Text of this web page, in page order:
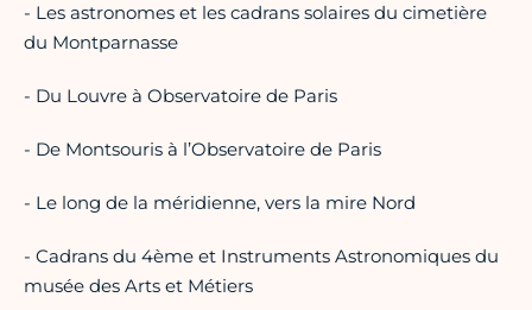
- Les astronomes et les cadrans solaires du cimetière
du Montparnasse
- Du Louvre à Observatoire de Paris
- De Montsouris à l’Observatoire de Paris
- Le long de la méridienne, vers la mire Nord
- Cadrans du 4ème et Instruments Astronomiques du
musée des Arts et Métiers